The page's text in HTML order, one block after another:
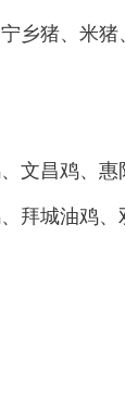
乡猪、米
文昌鸡、惠
拜城油鸡、